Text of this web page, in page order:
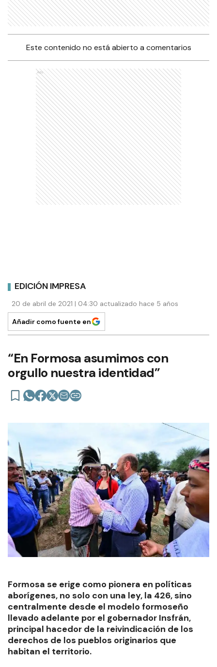
Este contenido no está abierto a comentarios
Ads
EDICIÓN IMPRESA
20 de abril de 2021 | 04:30 actualizado hace 5 años
Añadir como fuente en
“En Formosa asumimos con
orgullo nuestra identidad”
Formosa se erige como pionera en políticas
aborígenes, no solo con una ley, la 426, sino
centralmente desde el modelo formoseño
llevado adelante por el gobernador Insfrán,
principal hacedor de la reivindicación de los
derechos de los pueblos originarios que
habitan el territorio.